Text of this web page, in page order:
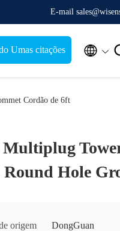
E-mail
Umas citações 
Cordão de 6ft
Hole
origem DongGuan